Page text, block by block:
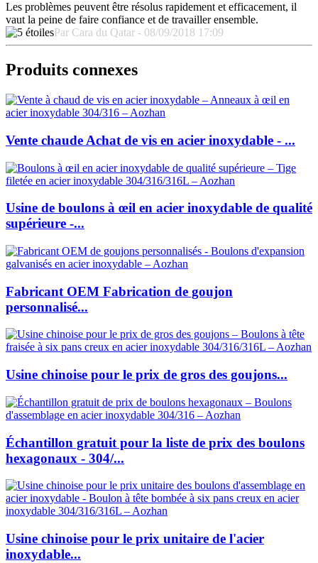
Les problèmes peuvent être résolus rapidement et efficacement, il
vaut la peine de faire confiance et de travailler ensemble.
Par Cara du Qatar - 08/09/2018 17:09
Produits connexes
Vente chaude Achat de vis en acier inoxydable - ...
Usine de boulons à œil en acier inoxydable de qualité
supérieure -...
Fabricant OEM Fabrication de goujon
personnalisé...
Usine chinoise pour le prix de gros des goujons...
Échantillon gratuit pour la liste de prix des boulons
hexagonaux - 304/...
Usine chinoise pour le prix unitaire de l'acier
inoxydable...